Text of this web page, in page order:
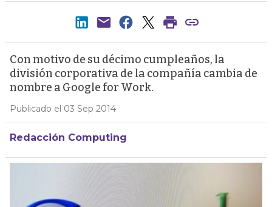
Con motivo de su décimo cumpleaños, la
división corporativa de la compañía cambia de
nombre a Google for Work.
Publicado el 03 Sep 2014
Redacción Computing